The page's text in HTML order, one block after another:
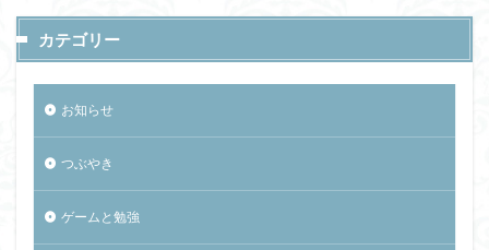
カテゴリー
お知らせ
つぶやき
ゲームと勉強